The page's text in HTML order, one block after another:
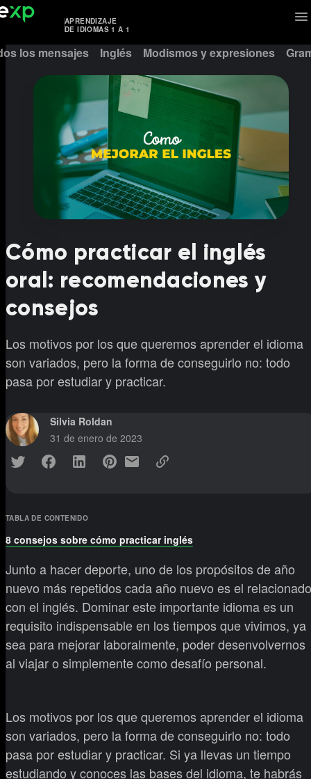
APRENDIZAJE
DE IDIOMAS 1 A 1
los mensajes Inglés Modismos y expresiones
Cómo practicar el inglés
oral: recomendaciones y
consejos
Los motivos por los que queremos aprender el idioma
son variados, pero la forma de conseguirlo no: todo
pasa por estudiar y practicar.
Silvia Roldan
31 de enero de 2023
TABLA DE CONTENIDO
8 consejos sobre cómo practicar inglés
Junto a hacer deporte, uno de los propósitos de año
nuevo más repetidos cada año nuevo es el relacionado
con el inglés. Dominar este importante idioma es un
requisito indispensable en los tiempos que vivimos, ya
sea para mejorar laboralmente, poder desenvolvernos
al viajar o simplemente como desafío personal.
Los motivos por los que queremos aprender el idioma
son variados, pero la forma de conseguirlo no: todo
pasa por estudiar y practicar. Si ya llevas un tiempo
estudiando y conoces las bases del idioma, te habrás